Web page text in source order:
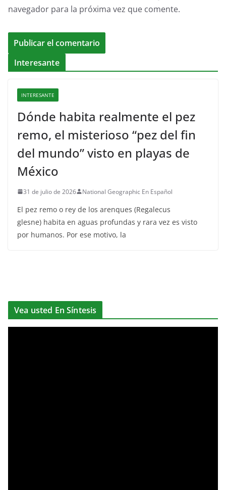
navegador para la próxima vez que comente.
Interesante
INTERESANTE
Dónde habita realmente el pez
remo, el misterioso “pez del fin
del mundo” visto en playas de
México
31 de julio de 2026 National Geographic En Español
El pez remo o rey de los arenques (Regalecus
glesne) habita en aguas profundas y rara vez es visto
por humanos. Por ese motivo, la
Vea usted En Síntesis